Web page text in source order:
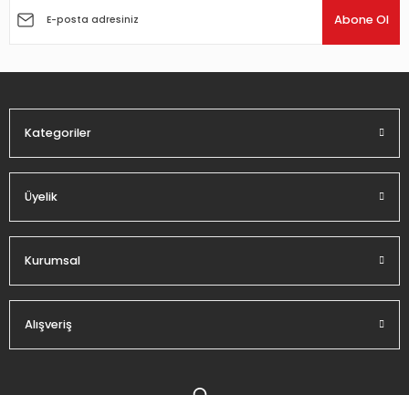
Ürün açıklamasında eksik bilgiler bulunuyor.
Ürün fiyatı diğer sitelerden daha pahalı.
Abone Ol
Kategoriler
Üyelik
Kurumsal
Alışveriş